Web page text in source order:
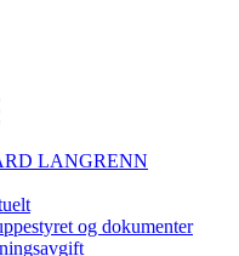
LANGRENN
og dokumenter